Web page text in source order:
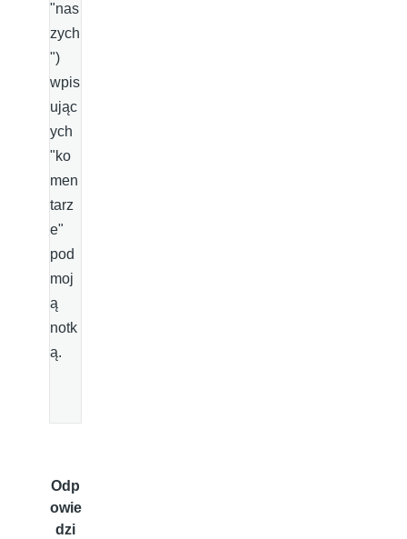
"nas
zych
")
wpis
ując
ych
"ko
men
tarz
e"
pod
moj
ą
notk
ą.
Odp
owie
dzi